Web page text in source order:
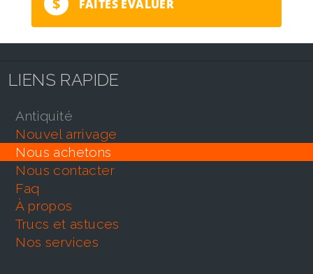
FAITES ÉVALUER
LIENS RAPIDE
antiquité
nouvel arrivage
nous achetons
nous contacter
faq
À propos
trucs et astuces
nos services